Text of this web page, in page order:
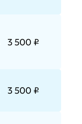
3 500 ₽
3 500 ₽